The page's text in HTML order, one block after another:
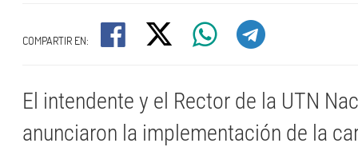
COMPARTIR EN:
El intendente y el Rector de la UTN
anunciaron la implementación de la